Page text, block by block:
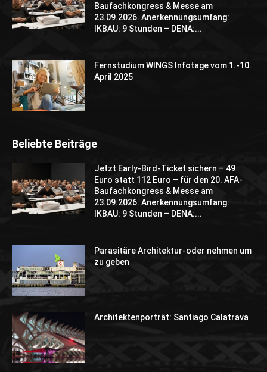
Baufachkongress & Messe am
23.09.2026. Anerkennungsumfang:
IKBAU: 9 Stunden – DENA:...
Fernstudium WINGS Infotage vom 1.-10.
April 2025
Beliebte Beiträge
Jetzt Early-Bird-Ticket sichern – 49
Euro statt 112 Euro – für den 20. AFA-
Baufachkongress & Messe am
23.09.2026. Anerkennungsumfang:
IKBAU: 9 Stunden – DENA:...
Parasitäre Architektur-oder nehmen um
zu geben
Architektenporträt: Santiago Calatrava